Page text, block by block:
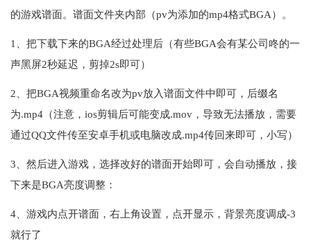
的游戏谱面。谱面文件夹内部（pv为添加的mp4格式BGA）。
1、把下载下来的BGA经过处理后（有些BGA会有某公司咚的一
声黑屏2秒延迟，剪掉2s即可）
2、把BGA视频重命名改为pv放入谱面文件中即可，后缀名
为.mp4（注意，ios剪辑后可能变成.mov，导致无法播放，需要
通过QQ文件传至安卓手机或电脑改成.mp4传回来即可，小写）
3、然后进入游戏，选择改好的谱面开始即可，会自动播放，接
下来是BGA亮度调整：
4、游戏内点开谱面，右上角设置，点开显示，背景亮度调成-3
就行了